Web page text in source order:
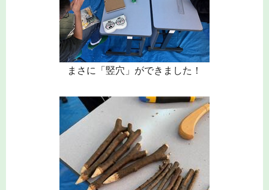
まさに「竪穴」ができました！